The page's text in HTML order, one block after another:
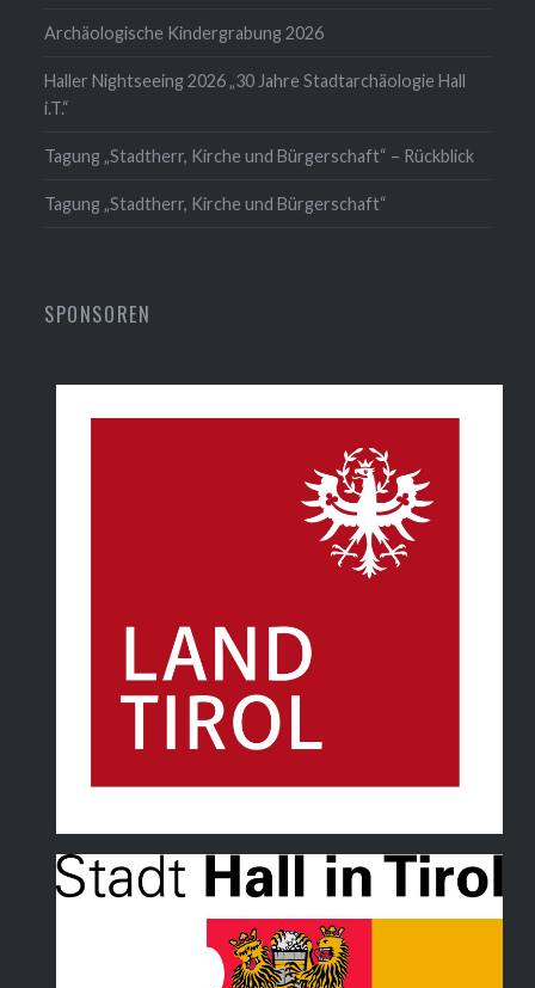
Archäologische Kindergrabung 2026
Haller Nightseeing 2026 „30 Jahre Stadtarchäologie Hall
i.T.“
Tagung „Stadtherr, Kirche und Bürgerschaft“ – Rückblick
Tagung „Stadtherr, Kirche und Bürgerschaft“
SPONSOREN
Land Tirol